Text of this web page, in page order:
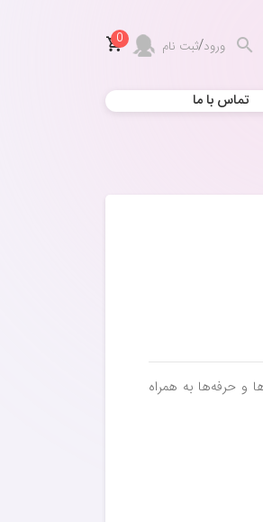
ورود/ثبت نام 0
تماس با ما
و حرفه‌ها به همراه